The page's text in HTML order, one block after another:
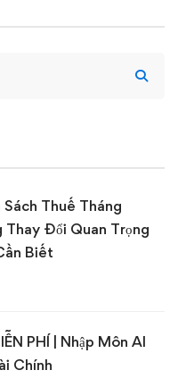
Thuế Tháng
Đổi Quan Trọng
Biết
PHÍ | Nhập Môn AI
Chính